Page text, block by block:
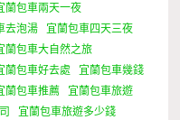
蘭包車兩天一夜
去泡湯
宜蘭包車四天三夜
蘭包車大自然之旅
蘭包車好去處
宜蘭包車幾錢
蘭包車推薦
宜蘭包車旅遊
宜蘭包車旅遊多少錢